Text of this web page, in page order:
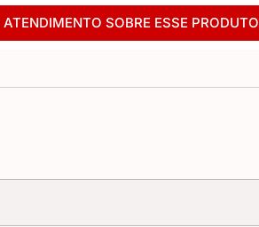
SOBRE ESSE PRODUTO